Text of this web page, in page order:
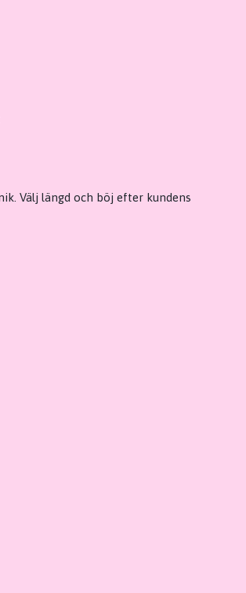
Välj längd och böj efter kundens